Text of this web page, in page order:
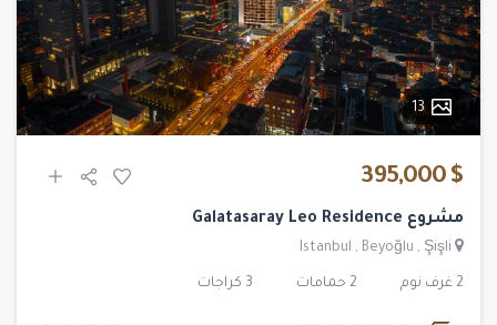
13
$ 395,000
مشروع Galatasaray Leo Residence
Istanbul , Beyoğlu , Şişli
2 غرف نوم 2 حمامات 3 كراجات